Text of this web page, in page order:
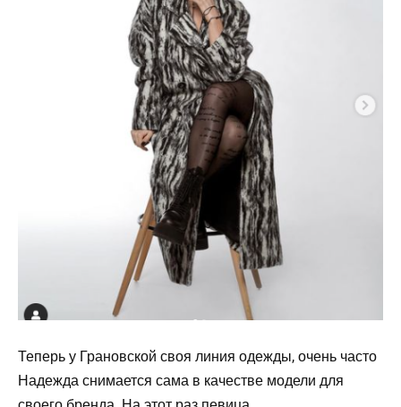
Теперь у Грановской своя линия одежды, очень часто
Надежда снимается сама в качестве модели для